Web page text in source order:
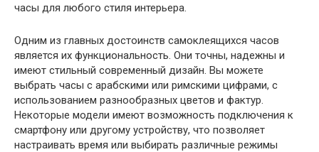
часы для любого стиля интерьера.
Одним из главных достоинств самоклеящихся часов
является их функциональность. Они точны, надежны и
имеют стильный современный дизайн. Вы можете
выбрать часы с арабскими или римскими цифрами, с
использованием разнообразных цветов и фактур.
Некоторые модели имеют возможность подключения к
смартфону или другому устройству, что позволяет
настраивать время или выбирать различные режимы